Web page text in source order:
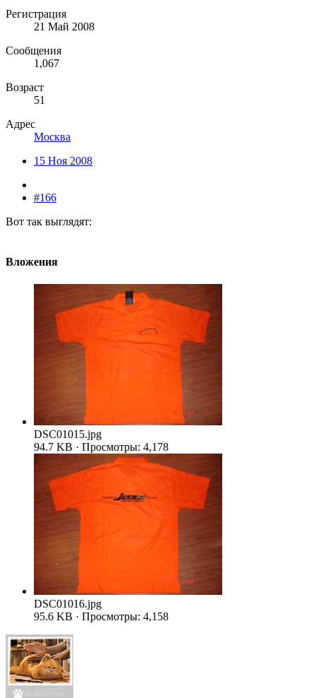
Регистрация
21 Май 2008
Сообщения
1,067
Возраст
51
Адрес
Москва
15 Ноя 2008
#166
Вот так выглядят:
Вложения
DSC01015.jpg
94.7 KB · Просмотры: 4,178
DSC01016.jpg
95.6 KB · Просмотры: 4,158